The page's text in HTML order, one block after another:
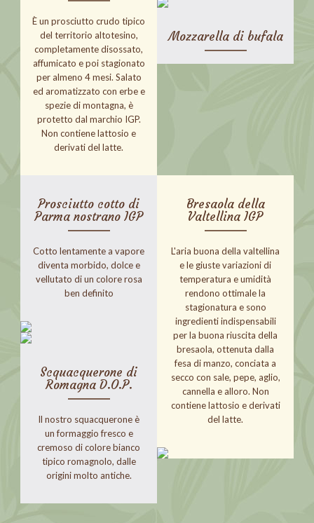
È un prosciutto crudo tipico
del territorio altotesino,
completamente disossato,
affumicato e poi stagionato
per almeno 4 mesi. Salato
ed aromatizzato con erbe e
spezie di montagna, è
protetto dal marchio IGP.
Non contiene lattosio e
derivati del latte.
Mozzarella di bufala
Prosciutto cotto di
Parma nostrano IGP
Cotto lentamente a vapore
diventa morbido, dolce e
vellutato di un colore rosa
ben definito
Scquacquerone di
Romagna D.O.P.
Il nostro squacquerone è
un formaggio fresco e
cremoso di colore bianco
tipico romagnolo, dalle
origini molto antiche.
Bresaola della
Valtellina IGP
L'aria buona della valtellina
e le giuste variazioni di
temperatura e umidità
rendono ottimale la
stagionatura e sono
ingredienti indispensabili
per la buona riuscita della
bresaola, ottenuta dalla
fesa di manzo, conciata a
secco con sale, pepe, aglio,
cannella e alloro. Non
contiene lattosio e derivati
del latte.